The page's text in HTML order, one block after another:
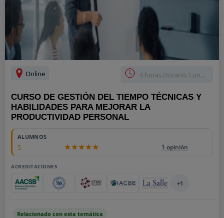
Online 4 horas Horario: Lun...
CURSO DE GESTIÓN DEL TIEMPO TÉCNICAS Y
HABILIDADES PARA MEJORAR LA
PRODUCTIVIDAD PERSONAL
ALUMNOS
5 1 opinión
ACREDITACIONES
+1
Relacionado con esta temática